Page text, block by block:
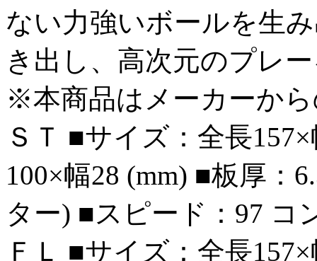
ない力強いボールを生
き出し、高次元のプレ
※本商品はメーカーか
ＳＴ ■サイズ：全長
100×幅28 (mm) ■板厚：
ター) ■スピード：97 コ
ＦＬ ■サイズ：全長